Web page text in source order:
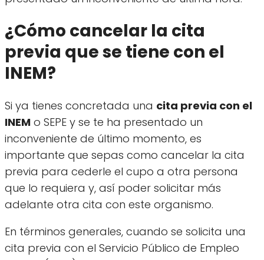
¿Cómo cancelar la cita
previa que se tiene con el
INEM?
Si ya tienes concretada una cita previa con el
INEM o SEPE y se te ha presentado un
inconveniente de último momento, es
importante que sepas como cancelar la cita
previa para cederle el cupo a otra persona
que lo requiera y, así poder solicitar más
adelante otra cita con este organismo.
En términos generales, cuando se solicita una
cita previa con el Servicio Público de Empleo